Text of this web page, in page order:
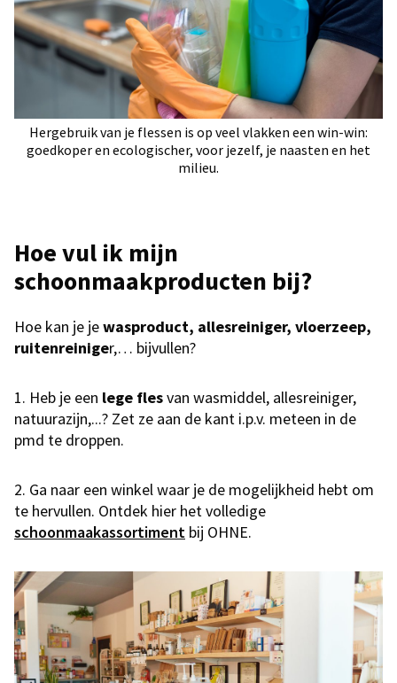
Hergebruik van je flessen is op veel vlakken een win-win:
goedkoper en ecologischer, voor jezelf, je naasten en het
milieu.
Hoe vul ik mijn
schoonmaakproducten bij?
Hoe kan je jewasproduct, allesreiniger, vloerzeep,
ruitenreiniger,… bijvullen?
1. Heb je een lege flesvan wasmiddel, allesreiniger,
natuurazijn,...? Zet ze aan de kant i.p.v. meteen in de
pmd te droppen.
2. Ga naar een winkel waar je de mogelijkheid hebt om
te hervullen. Ontdek hier het volledige
schoonmaakassortiment bij OHNE.